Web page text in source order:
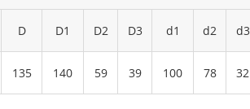
D D1 D2 D3 d1 d2 d3
135 140 59 39 100 78 32